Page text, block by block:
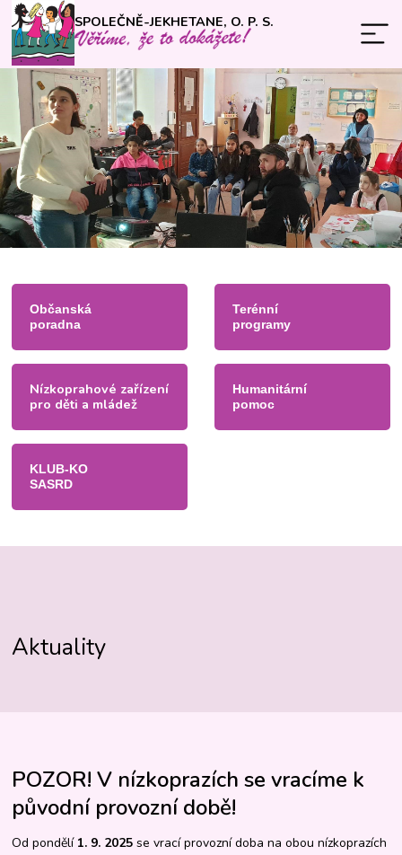
SPOLEČNĚ-JEKHETANE, O. P. S.
Občanská
poradna
Terénní
programy
Nízkoprahové zařízení
pro děti a mládež
Humanitární
pomoc
KLUB-KO
SASRD
Aktuality
POZOR! V nízkoprazích se vracíme k
původní provozní době!
Od pondělí 1. 9. 2025 se vrací provozní doba na obou nízkoprazích